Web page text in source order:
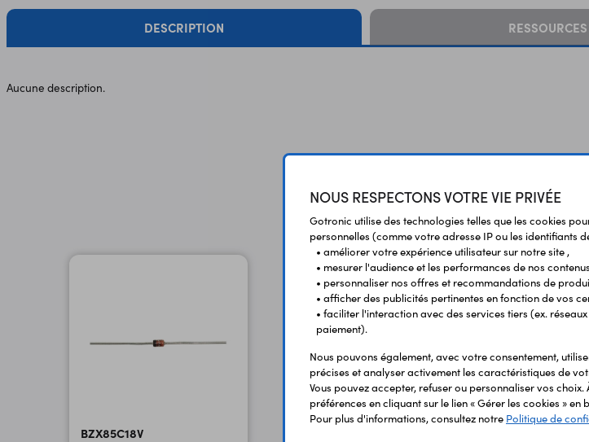
DESCRIPTION RESSOURCES
Aucune description.
Vous avez
BZX85C18V
NOUS RESPECTONS VOTRE VIE PRIVÉE
Gotronic utilise des technologies telles que les cookies
personnelles (comme votre adresse IP ou les identifiants
• améliorer votre expérience utilisateur sur notre site ,
• mesurer l'audience et les performances de nos
• personnaliser nos offres et recommandations de
• afficher des publicités pertinentes en fonction de vos
• faciliter l'interaction avec des services tiers (ex.
paiement).
Nous pouvons également, avec votre consentement,
précises et analyser activement les caractéristiques de
Vous pouvez accepter, refuser ou personnaliser vos
préférences en cliquant sur le lien « Gérer les cookies » en
Pour plus d'informations, consultez notre Politique de